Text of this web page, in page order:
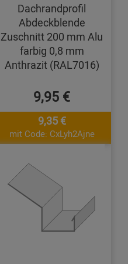
Dachrandprofil
Abdeckblende
Zuschnitt 200 mm Alu
farbig 0,8 mm
Anthrazit (RAL7016)
9,95 €
9,35 €
mit Code: CxLyh2Ajne